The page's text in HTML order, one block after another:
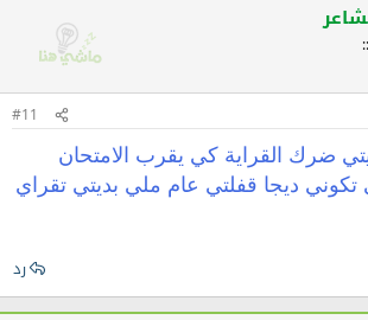
#11
ضرك القراية كي يقرب الامتحان
ديجا قفلتي عام ملي بديتي تقراي
رد